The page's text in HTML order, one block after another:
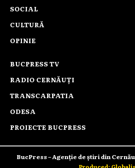
SOCIAL
CULTURĂ
OPINIE
BUCPRESS TV
RADIO CERNĂUȚI
TRANSCARPATIA
ODESA
PROIECTE BUCPRESS
BucPress – Agenție de știri din